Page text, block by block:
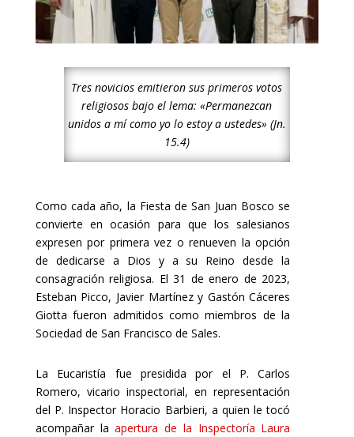
Tres novicios emitieron sus primeros votos
religiosos bajo el lema: «Permanezcan
unidos a mí como yo lo estoy a ustedes» (Jn.
15.4)
Como cada año, la Fiesta de San Juan Bosco se
convierte en ocasión para que los salesianos
expresen por primera vez o renueven la opción
de dedicarse a Dios y a su Reino desde la
consagración religiosa. El 31 de enero de 2023,
Esteban Picco, Javier Martínez y Gastón Cáceres
Giotta fueron admitidos como miembros de la
Sociedad de San Francisco de Sales.
La Eucaristía fue presidida por el P. Carlos
Romero, vicario inspectorial, en representación
del P. Inspector Horacio Barbieri, a quien le tocó
acompañar laapertura de la Inspectoría Laura